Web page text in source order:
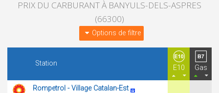
PRIX DU CARBURANT À BANYULS-DELS-ASPRES
(66300)
Options de filtre
Station
E10 Gas
Rompetrol - Village Catalan-Est